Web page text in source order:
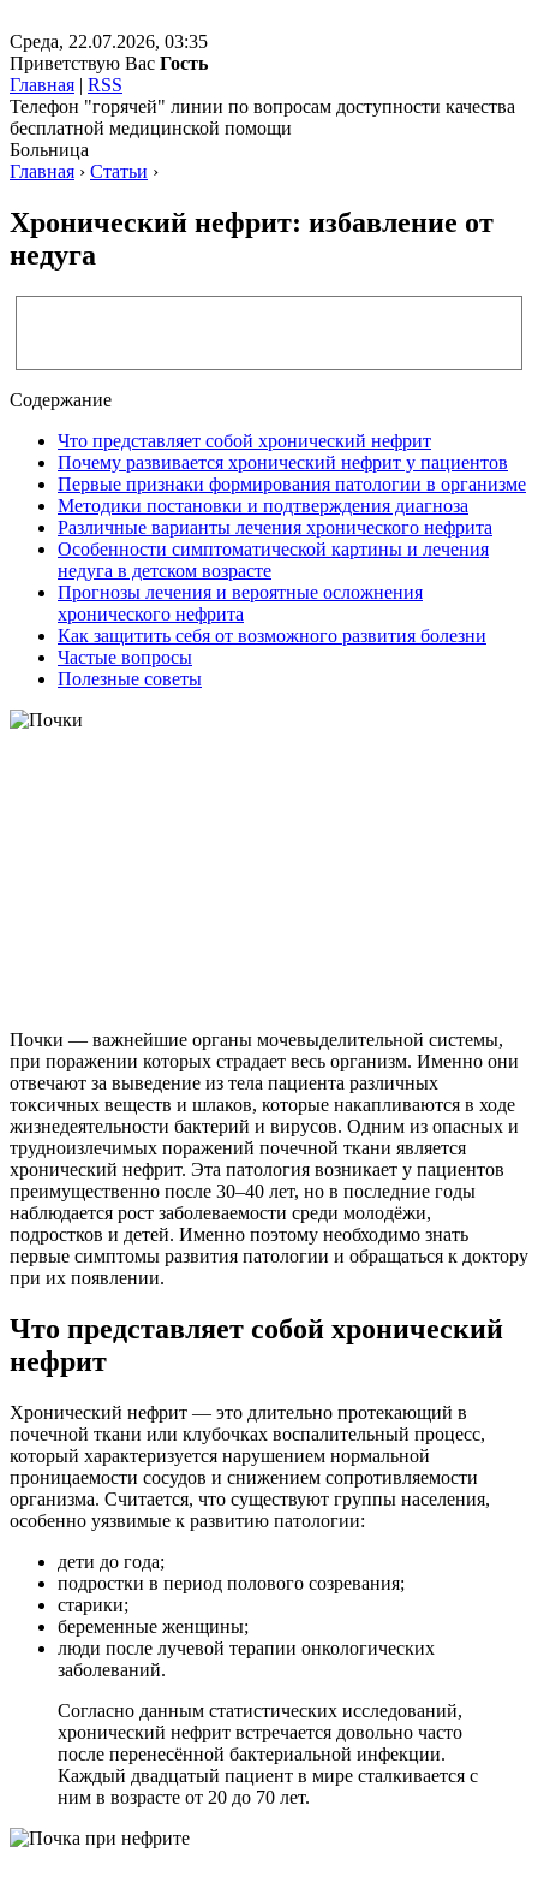
Среда, 22.07.2026, 03:35
Приветствую Вас Гость
Главная | RSS
Телефон "горячей" линии по вопросам доступности качества
бесплатной медицинской помощи
Больница
Главная › Статьи ›
Хронический нефрит: избавление от
недуга
Содержание
Что представляет собой хронический нефрит
Почему развивается хронический нефрит у пациентов
Первые признаки формирования патологии в организме
Методики постановки и подтверждения диагноза
Различные варианты лечения хронического нефрита
Особенности симптоматической картины и лечения
недуга в детском возрасте
Прогнозы лечения и вероятные осложнения
хронического нефрита
Как защитить себя от возможного развития болезни
Частые вопросы
Полезные советы
Почки — важнейшие органы мочевыделительной системы,
при поражении которых страдает весь организм. Именно они
отвечают за выведение из тела пациента различных
токсичных веществ и шлаков, которые накапливаются в ходе
жизнедеятельности бактерий и вирусов. Одним из опасных и
трудноизлечимых поражений почечной ткани является
хронический нефрит. Эта патология возникает у пациентов
преимущественно после 30–40 лет, но в последние годы
наблюдается рост заболеваемости среди молодёжи,
подростков и детей. Именно поэтому необходимо знать
первые симптомы развития патологии и обращаться к доктору
при их появлении.
Что представляет собой хронический
нефрит
Хронический нефрит — это длительно протекающий в
почечной ткани или клубочках воспалительный процесс,
который характеризуется нарушением нормальной
проницаемости сосудов и снижением сопротивляемости
организма. Считается, что существуют группы населения,
особенно уязвимые к развитию патологии:
дети до года;
подростки в период полового созревания;
старики;
беременные женщины;
люди после лучевой терапии онкологических
заболеваний.
Согласно данным статистических исследований,
хронический нефрит встречается довольно часто
после перенесённой бактериальной инфекции.
Каждый двадцатый пациент в мире сталкивается с
ним в возрасте от 20 до 70 лет.